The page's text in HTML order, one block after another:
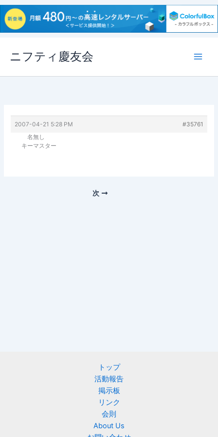
ス
ニフティ慶友会
2007-04-21 5:28 PM
#35761
名無し
キーマスター
次
トップ
活動報告
掲示板
リンク
会則
About Us